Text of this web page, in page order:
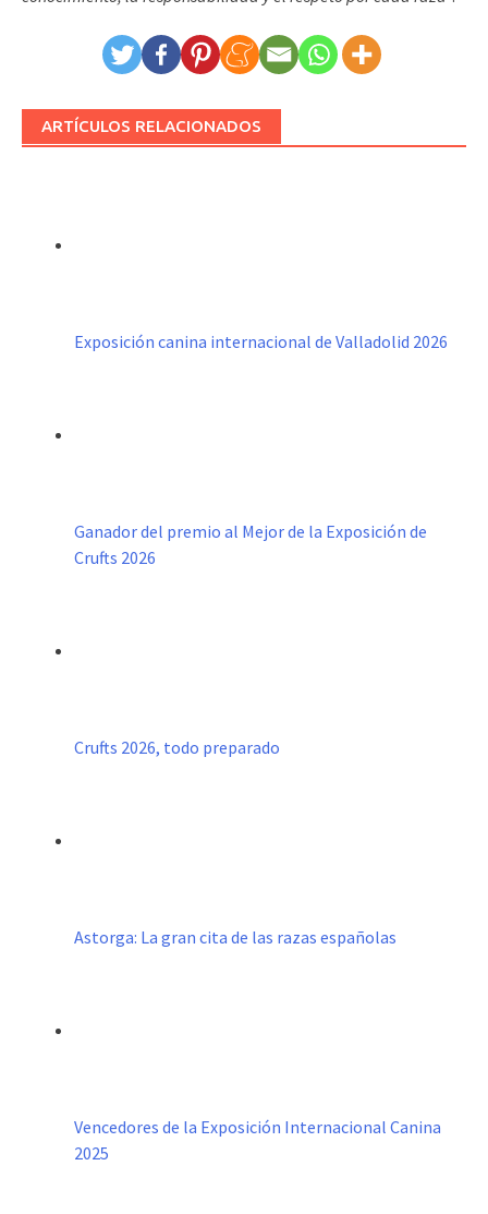
ARTÍCULOS RELACIONADOS
Exposición canina internacional de Valladolid 2026
Ganador del premio al Mejor de la Exposición de
Crufts 2026
Crufts 2026, todo preparado
Astorga: La gran cita de las razas españolas
Vencedores de la Exposición Internacional Canina
2025